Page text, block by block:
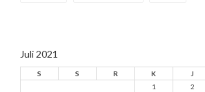
Juli 2021
S S R K J
1
2